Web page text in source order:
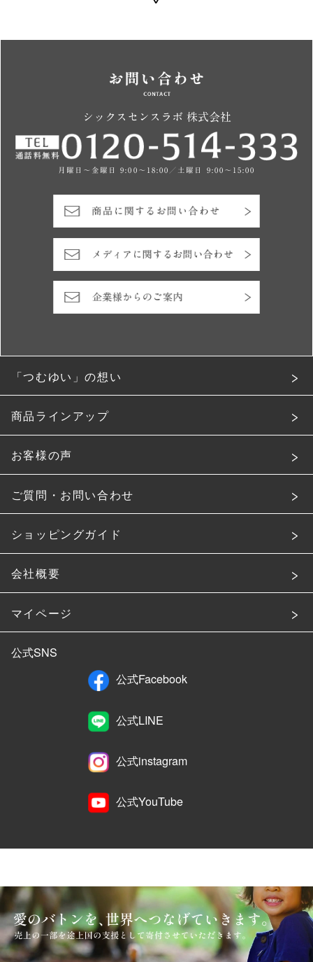
シックスセンスラボ 株式会社
月曜日～金曜日 9:00～18:00／土曜日 9:00～15:00
「つむゆい」の想い
商品ラインアップ
お客様の声
ご質問・お問い合わせ
ショッピングガイド
会社概要
マイページ
公式SNS
公式Facebook
公式LINE
公式instagram
公式YouTube